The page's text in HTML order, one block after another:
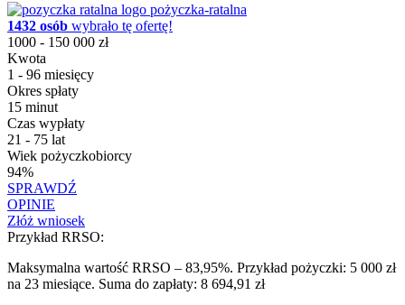
pożyczka-ratalna
1432 osób wybrało tę ofertę!
1000 - 150 000 zł
Kwota
1 - 96 miesięcy
Okres spłaty
15 minut
Czas wypłaty
21 - 75 lat
Wiek pożyczkobiorcy
94%
SPRAWDŹ
OPINIE
Złóż wniosek
Przykład RRSO:
Maksymalna wartość RRSO – 83,95%. Przykład pożyczki: 5 000 zł
na 23 miesiące. Suma do zapłaty: 8 694,91 zł